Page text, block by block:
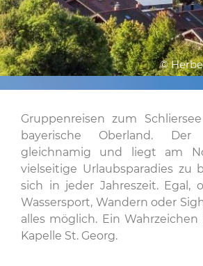
©
Gruppenreisen zum
bayerische Oberland.
gleichnamig und liegt am
vielseitige Urlaubsparadies zu
sich in jeder Jahreszeit. Egal,
Wassersport, Wandern oder
alles möglich. Ein
Kapelle St. Georg.